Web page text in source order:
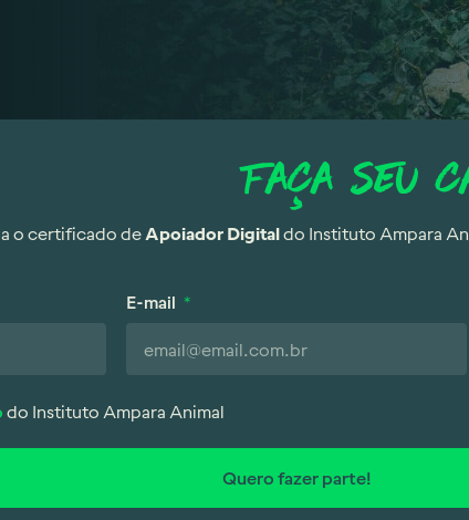
Faça seu
o certificado de Apoiador Digitaldo Instituto Ampara
E-mail
do Instituto Ampara Animal
Quero fazer parte!